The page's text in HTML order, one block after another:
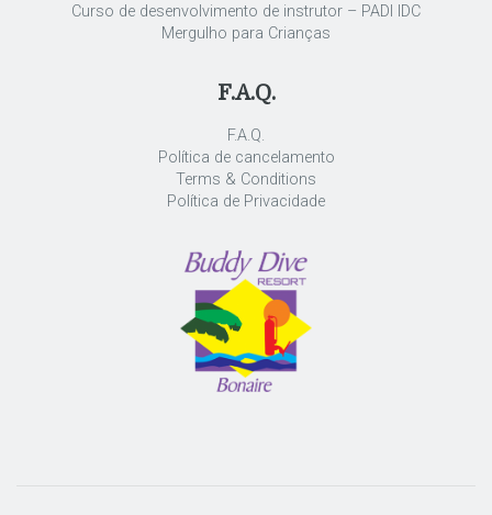
Curso de desenvolvimento de instrutor – PADI IDC
Mergulho para Crianças
F.A.Q.
F.A.Q.
Política de cancelamento
Terms & Conditions
Política de Privacidade